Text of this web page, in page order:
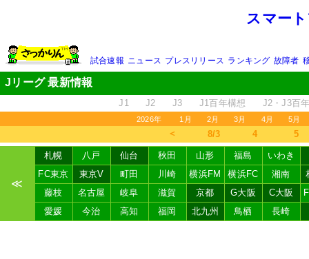
スマー
試合速報 ニュース プレスリリース ランキング 故障者
Jリーグ 最新情報
J1 J2 J3 J1百年構想 J2・J3百
2026年 1月 2月 3月 4月 5月
＜ 8/3 4 5
≪
札幌 八戸 仙台 秋田 山形 福島
いわき
FC東京
東京V 町田 川崎 横浜FM 横浜FC 湘南
藤枝
名古屋 岐阜 滋賀 京都 G大阪 C大阪
愛媛
今治 高知 福岡 北九州 鳥栖 長崎